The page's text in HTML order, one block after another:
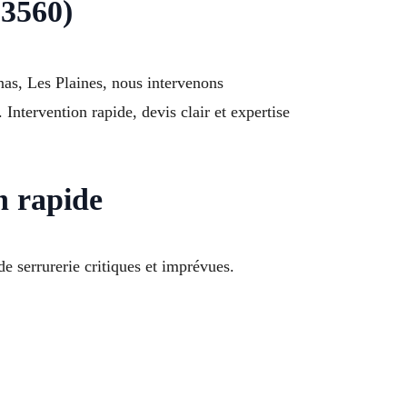
Les Plaines, nous intervenons
Intervention rapide, devis clair et expertise
rapide
serrurerie critiques et imprévues.